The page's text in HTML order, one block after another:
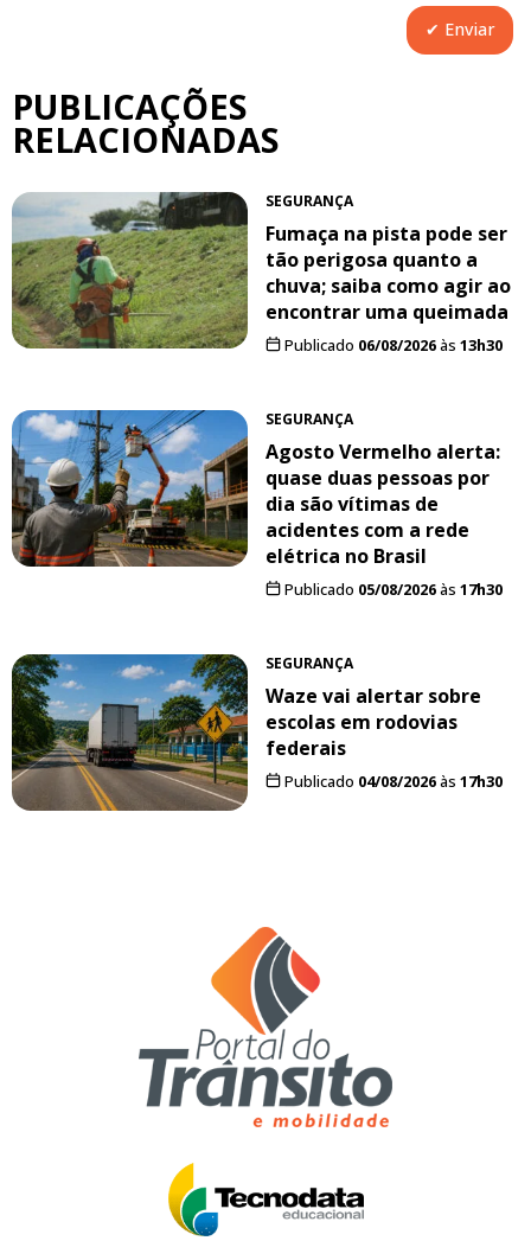
PUBLICAÇÕES
RELACIONADAS
SEGURANÇA
Fumaça na pista pode ser
tão perigosa quanto a
chuva; saiba como agir ao
encontrar uma queimada
Publicado 06/08/2026às 13h30
SEGURANÇA
Agosto Vermelho alerta:
quase duas pessoas por
dia são vítimas de
acidentes com a rede
elétrica no Brasil
Publicado 05/08/2026às 17h30
SEGURANÇA
Waze vai alertar sobre
escolas em rodovias
federais
Publicado 04/08/2026às 17h30